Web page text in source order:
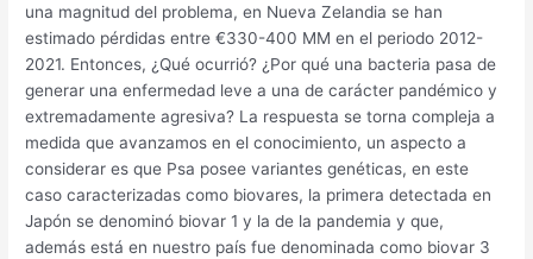
una magnitud del problema, en Nueva Zelandia se han
estimado pérdidas entre €330-400 MM en el periodo 2012-
2021. Entonces, ¿Qué ocurrió? ¿Por qué una bacteria pasa de
generar una enfermedad leve a una de carácter pandémico y
extremadamente agresiva? La respuesta se torna compleja a
medida que avanzamos en el conocimiento, un aspecto a
considerar es que Psa posee variantes genéticas, en este
caso caracterizadas como biovares, la primera detectada en
Japón se denominó biovar 1 y la de la pandemia y que,
además está en nuestro país fue denominada como biovar 3